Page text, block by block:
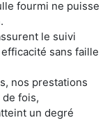
fourmi ne puisse
le suivi
sans faille
nos prestations
fois,
un degré